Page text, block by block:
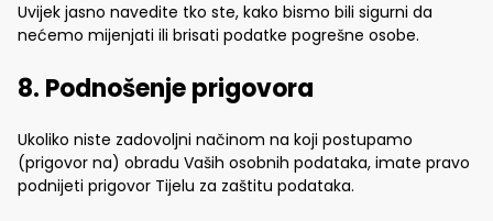
Uvijek jasno navedite tko ste, kako bismo bili sigurni da
nećemo mijenjati ili brisati podatke pogrešne osobe.
8. Podnošenje prigovora
Ukoliko niste zadovoljni načinom na koji postupamo
(prigovor na) obradu Vaših osobnih podataka, imate pravo
podnijeti prigovor Tijelu za zaštitu podataka.